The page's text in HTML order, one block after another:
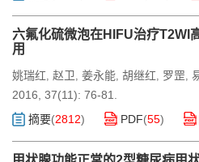
六氟化硫微泡在HIFU治疗T2WI
用
姚瑞红, 赵卫, 姜永能, 胡继红, 罗罡,
2016, 37(11): 76-81.
摘要(2812) PDF(55)